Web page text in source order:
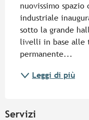
nuovissimo
industriale
sotto la grande
livelli in base alle
permanente...
Leggi di più
Servizi